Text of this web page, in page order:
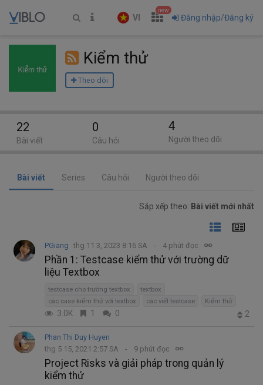
VI
new
Đăng nhập/Đăng ký
Kiểm thử
Theo dõi
Bài viết Series Câu hỏi Người theo dõi
Sắp xếp theo: Bài viết mới nhất
PGiang thg 11 3, 2023 8:16 SA 4 phút đọc
Phần 1: Testcase kiểm thử với trường dữ
liệu Textbox
testcase cho trường textbox
textbox
các case kiểm thử với textbox
các viết testcase Kiểm thử
3.0K 1 0 2
Phan Thi Duy Huyen
thg 5 15, 2021 2:57 SA
9 phút đọc
Project Risks và giải pháp trong quản lý
kiểm thử
22
Bài viết
0
Câu hỏi
4
Người theo dõi